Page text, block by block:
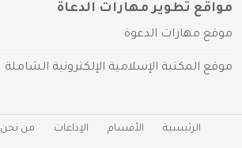
مواقع تطوير مهارات الدعاة
موقع مهارات الدعوة
موقع المكتبة الإسلامية الإلكترونية الشاملة
الرئيسية الأقسام الإذاعات من نحن